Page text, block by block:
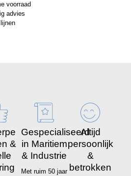
voorraad
advies
&
Gespecialiseerd
in Maritiem
& Industrie
Met ruim 50 jaar
Altijd
persoonlijk
&
betrokken